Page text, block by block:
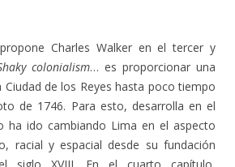
Charles Walker en el tercer y
colonialism… es proporcionar una
Ciudad de los Reyes hasta poco tiempo
de 1746. Para esto, desarrolla en el
ha ido cambiando Lima en el aspecto
racial y espacial desde su fundación